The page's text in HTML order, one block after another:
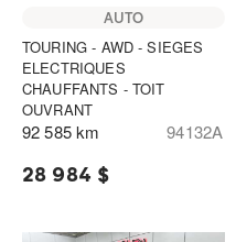
AUTO
TOURING - AWD - SIEGES
ELECTRIQUES
CHAUFFANTS - TOIT
OUVRANT
92 585 km 94132A
28 984 $